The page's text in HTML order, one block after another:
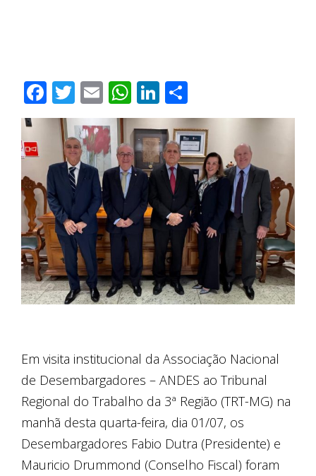
Facebook
Twitter
EmailWhatsApp
LinkedIn
Em visita institucional da Associação Nacional
de Desembargadores – ANDES ao Tribunal
Regional do Trabalho da 3ª Região (TRT-MG) na
manhã desta quarta-feira, dia 01/07, os
Desembargadores Fabio Dutra (Presidente) e
Mauricio Drummond (Conselho Fiscal) foram